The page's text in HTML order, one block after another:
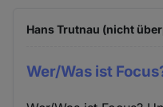
Hans Trutnau (nicht
Wer/Was ist